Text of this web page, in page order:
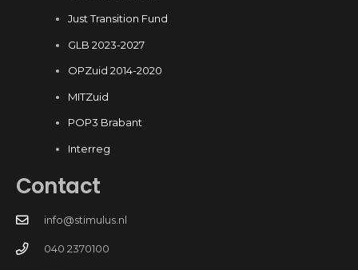
Just Transition Fund
GLB 2023-2027
OPZuid 2014-2020
MITZuid
POP3 Brabant
Interreg
Contact
info@stimulus.nl
040 2370100